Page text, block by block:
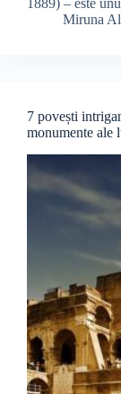
1889) – este
Miruna
7 povești
monumente ale